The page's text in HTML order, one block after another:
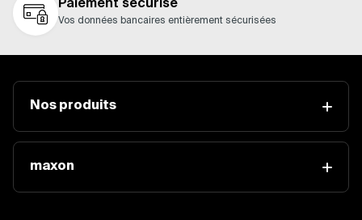
Paiement sécurisé
Vos données bancaires entièrement sécurisées
Nos produits
maxon